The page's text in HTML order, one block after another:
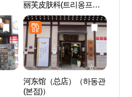
丽芙皮肤科(트리옹프닥
터의원)
河东馆（总店）（하동관
(본점)）